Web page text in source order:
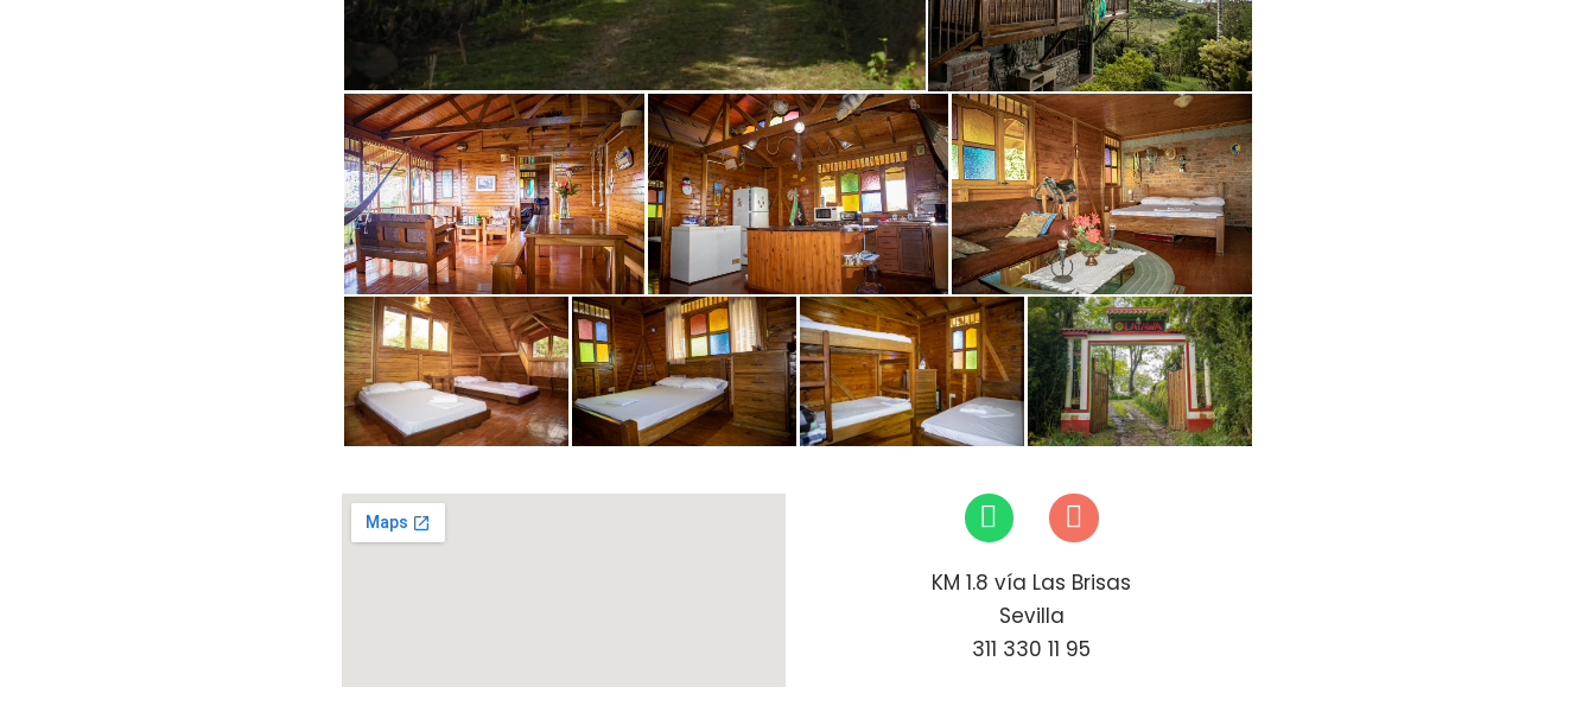
KM 1.8 vía Las Brisas
Sevilla
311 330 11 95